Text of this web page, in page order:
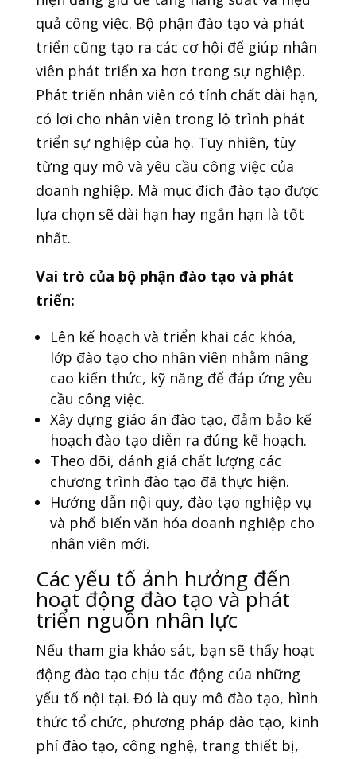
quả công việc. Bộ phận đào tạo và phát
triển cũng tạo ra các cơ hội để giúp nhân
viên phát triển xa hơn trong sự nghiệp.
Phát triển nhân viên có tính chất dài hạn,
có lợi cho nhân viên trong lộ trình phát
triển sự nghiệp của họ. Tuy nhiên, tùy
từng quy mô và yêu cầu công việc của
doanh nghiệp. Mà mục đích đào tạo được
lựa chọn sẽ dài hạn hay ngắn hạn là tốt
nhất.
Vai trò của bộ phận đào tạo và phát
triển:
Lên kế hoạch và triển khai các khóa,
lớp đào tạo cho nhân viên nhằm nâng
cao kiến thức, kỹ năng để đáp ứng yêu
cầu công việc.
Xây dựng giáo án đào tạo, đảm bảo kế
hoạch đào tạo diễn ra đúng kế hoạch.
Theo dõi, đánh giá chất lượng các
chương trình đào tạo đã thực hiện.
Hướng dẫn nội quy, đào tạo nghiệp vụ
và phổ biến văn hóa doanh nghiệp cho
nhân viên mới.
Các yếu tố ảnh hưởng đến
hoạt động đào tạo và phát
triển nguồn nhân lực
Nếu tham gia khảo sát, bạn sẽ thấy hoạt
động đào tạo chịu tác động của những
yếu tố nội tại. Đó là quy mô đào tạo, hình
thức tổ chức, phương pháp đào tạo, kinh
phí đào tạo, công nghệ, trang thiết bị,